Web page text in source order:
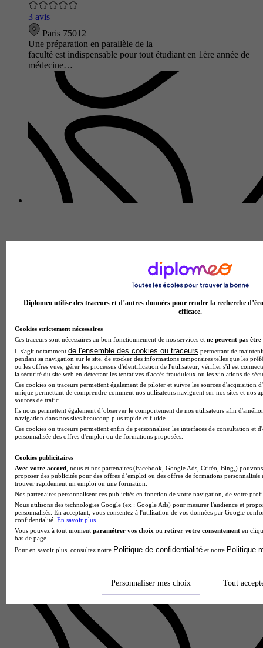
3 avis
Paris 75012
Une préparation en parallèle de la
faculté est indispensable pour tout étudiant en 1ère année de
médecine…
Progress Santé Paris
Prépa - Pour le BTS - Opticien Lunetier
5.0
1 avis
Paris 75000
Alternance
La Classe préparatoire pour le BTS - Opticien Lunetier de
Progress Santé Paris propose une formation d'un an en
apprentissage alliant mise à niveau scientifique et introduction
aux compé…
Diplomeo utilise des traceurs et d’autres données pour rendre la recherche
efficace.
Cookies strictement nécessaires
Ces traceurs sont nécessaires au bon fonctionnement de nos services et ne peuvent pas être
Il s'agit notamment de l'ensemble des cookies ou traceurs permettant de
pendant sa navigation sur le site, de stocker des informations temporaires telles que les
ou les offres vues, gérer les processus d'identification de l'utilisateur, vérifier s'il est
la sécurité du site web en détectant les tentatives d'accès frauduleux ou les violations de
Ces cookies ou traceurs permettent également de piloter et suivre les sources d'acquisition
unique permettant de comprendre comment nos utilisateurs naviguent sur nos sites et nos
sources de trafic.
Ils nous permettent également d’observer le comportement de nos utilisateurs afin
navigation dans nos sites beaucoup plus rapide et fluide.
Ces cookies ou traceurs permettent enfin de personnaliser les interfaces de consultation et
personnalisée des offres d'emploi ou de formations proposées.
Cookies publicitaires
Avec votre accord , nous et nos partenaires (Facebook, Google Ads, Critéo, Bing,)
proposer des publicités pour des offres d’emploi ou des offres de formations
trouver rapidement un emploi ou une formation.
Nos partenaires personnalisent ces publicités en fonction de votre navigation, de votre
Nous utilisons des technologies Google (ex : Google Ads) pour mesurer l'audience et
personnalisés. En acceptant, vous consentez à l'utilisation de vos données par Google
confidentialité. En savoir plus
Vous pouvez à tout moment paramétrer vos choix ou retirer votre consentement en
bas de page.
Pour en savoir plus, consultez notre Politique de confidentialité et notre Politique
Personnaliser mes choix Tout